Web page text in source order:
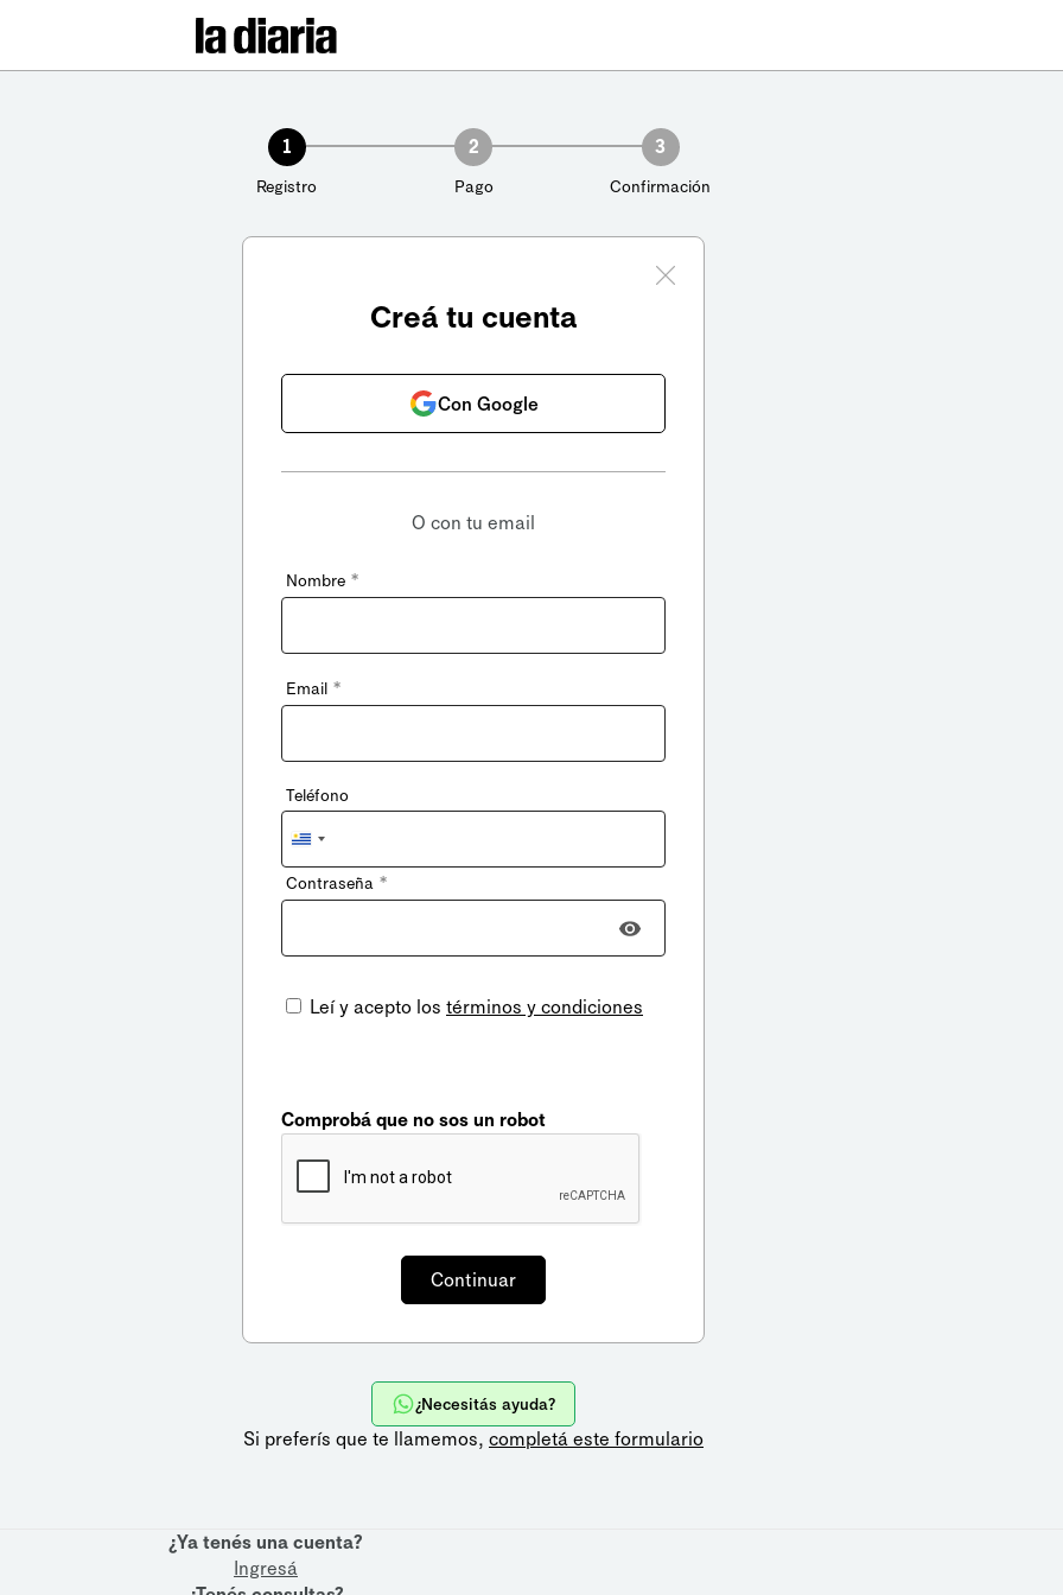
1
Registro
2
Pago
3
Confirmación
Creá tu cuenta
Con Google
O con tu email
Nombre *
Email *
Teléfono
Uruguay
+598
Contraseña *
Leí y acepto los términos y condiciones
Comprobá que no sos un robot
¿Necesitás ayuda?
Si preferís que te llamemos, completá este formulario
¿Ya tenés una cuenta?
Ingresá